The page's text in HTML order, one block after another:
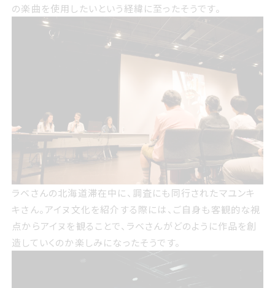
の楽曲を使用したいという経緯に至ったそうです。
ラベさんの北海道滞在中に、調査にも同行されたマユンキ
キさん。アイヌ文化を紹介する際には、ご自身も客観的な視
点からアイヌを観ることで、ラベさんがどのように作品を創
造していくのか楽しみになったそうです。